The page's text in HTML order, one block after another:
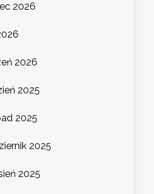
2026
2026
2025
2025
2025
2025